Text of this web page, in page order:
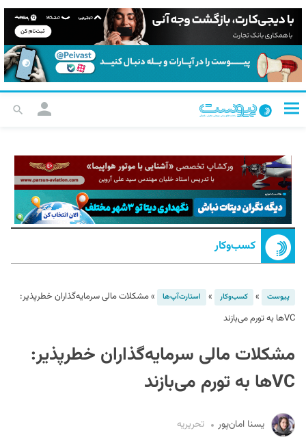
کسب‌و‌کار
پیوست » کسب‌و‌کار » استارت‌آپ‌ها »مشکلات مالی سرمایه‌گذاران خطرپذیر:
VCها به تورم می‌بازند
مشکلات مالی سرمایه‌گذاران خطرپذیر:
VCها به تورم می‌بازند
یسنا امان‌پور تحریریه